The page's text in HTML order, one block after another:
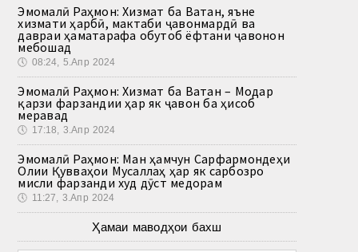
Эмомалӣ Раҳмон: Хизмат ба Ватан, яъне
хизмати ҳарбӣ, мактаби ҷавонмардӣ ва
давраи ҳаматарафа обутоб ёфтани ҷавонон
мебошад
🕔 08:24, 5.Апр 2024
Эмомалӣ Раҳмон: Хизмат ба Ватан – Модар
қарзи фарзандии ҳар як ҷавон ба ҳисоб
меравад
🕔 17:18, 3.Апр 2024
Эмомалӣ Раҳмон: Ман ҳамчун Сарфармондеҳи
Олии Қувваҳои Мусаллаҳ ҳар як сарбозро
мисли фарзанди худ дӯст медорам
🕔 11:27, 3.Апр 2024
Ҳамаи маводҳои бахш